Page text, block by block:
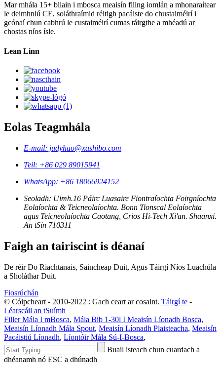
Mar mhála 15+ bliain i mbosca meaisín flling iomlán a mhonaraítear
le deimhniú CE, soláthraímid réitigh pacáiste do chustaiméirí i
gcónaí chun cabhrú le custaiméirí cumas táirgthe a mhéadú ar
chostas níos ísle.
Lean Linn
Eolas Teagmhála
E-mail: judyhao@xashibo.com
Teil: +86 029 89015941
WhatsApp: +86 18066924152
Seoladh: Uimh.16 Páirc Luasaire Fiontraíochta Foirgníochta
Eolaíochta & Teicneolaíochta. Bonn Tionscal Eolaíochta
agus Teicneolaíochta Caotang, Crios Hi-Tech Xi'an. Shaanxi.
An tSín 710311
Faigh an tairiscint is déanaí
De réir Do Riachtanais, Saincheap Duit, Agus Táirgí Níos Luachúla
a Sholáthar Duit.
Fiosrúchán
© Cóipcheart - 2010-2022 : Gach ceart ar cosaint. Táirgí te -
Léarscáil an tSuímh
Filler Mála I mBosca, Mála Bib 1-30l I Meaisín Líonadh Bosca,
Meaisín Líonadh Mála Spout, Meaisín Líonadh Plaisteacha, Meaisín
Pacáistiú Líonadh, Líontóir Mála Sú-I-Bosca,
Buail isteach chun cuardach a
dhéanamh nó ESC a dhúnadh